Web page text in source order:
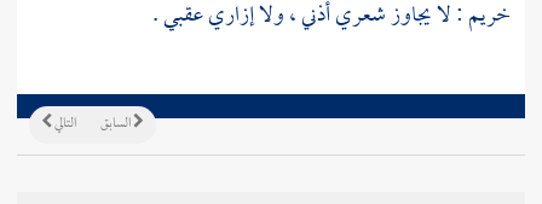
خريم: لا يجاوز شعري أذني ، ولا إزاري عقبي .
التالي السابق